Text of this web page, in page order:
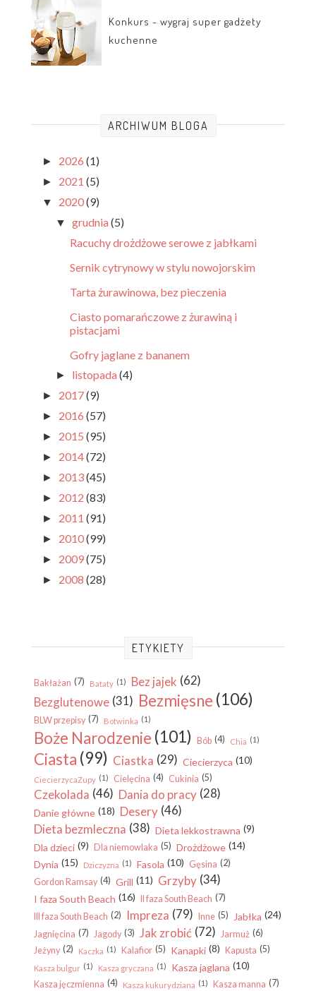
Konkurs - wygraj super gadżety
kuchenne
ARCHIWUM BLOGA
► 2026 (1)
► 2021 (5)
▼ 2020(9)
▼grudnia(5)
Racuchy drożdżowe serowe z jabłkami
Sernik cytrynowy w stylu nowojorskim
Tarta żurawinowa, bez pieczenia
Ciasto pomarańczowe z żurawiną i
pistacjami
Gofry jaglane z bananem
► listopada(4)
► 2017(9)
► 2016 (57)
► 2015 (95)
► 2014(72)
► 2013(45)
► 2012 (83)
► 2011 (91)
► 2010(99)
► 2009(75)
► 2008 (28)
ETYKIETY
Bakłażan (7) Bataty (1) Bez jajek (62)
Bezglutenowe (31) Bezmięsne (106)
BLW przepisy (7) Botwinka (1)
Boże Narodzenie (101) Bób (4) Chia (1)
Ciasta (99) Ciastka (29) Ciecierzyca (10)
CiecierzycaZupy (1) Cielęcina (4) Cukinia (5)
Czekolada (46) Dania do pracy (28)
Danie główne (18) Desery (46)
Dieta bezmleczna (38) Dieta lekkostrawna (9)
Dla dzieci (9) Dla niemowlaka (5) Drożdżowe (14)
Dynia (15) Dziczyzna (1) Fasola (10) Gęsina (2)
Gordon Ramsay (4) Grill (11) Grzyby (34)
I faza South Beach (16) II faza South Beach (7)
III faza South Beach (2) Impreza (79) Inne (5) Jabłka (24)
Jagnięcina (7) Jagody (3) Jak zrobić (72) Jarmuż (6)
Jeżyny (2) Kaczka (1) Kalafior (5) Kanapki (8) Kapusta (5)
Kasza bulgur (1) Kasza gryczana (1) Kasza jaglana (10)
Kasza jęczmienna (4) Kasza kukurydziana (1) Kasza manna (7)